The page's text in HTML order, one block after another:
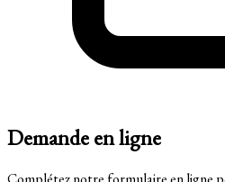
Demande en ligne